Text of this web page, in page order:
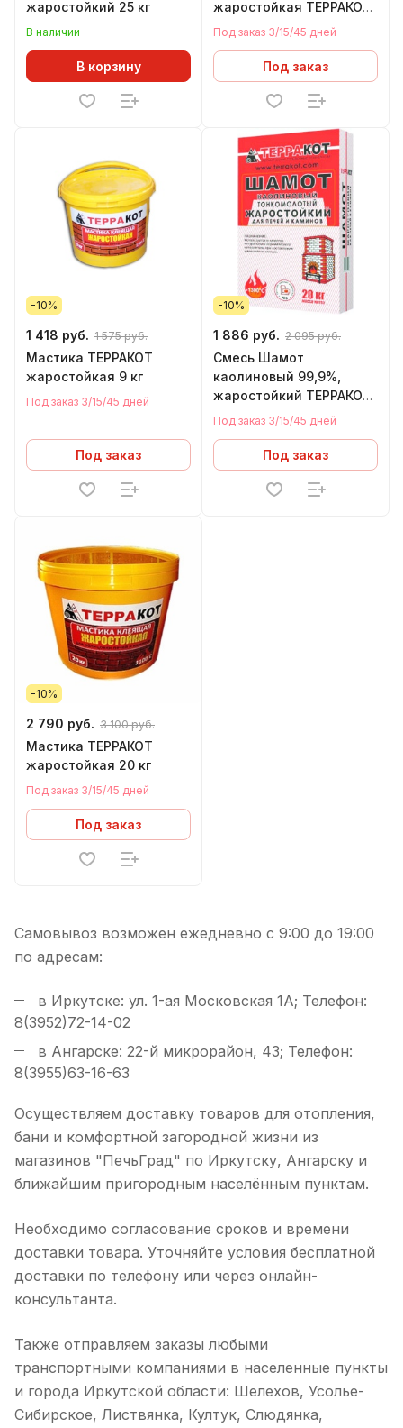
жаростойкий 25 кг
В наличии
В корзину
жаростойкая ТЕРРАКОТ
(20 кг)
Под заказ 3/15/45 дней
Под заказ
-10%
1 418 руб. 1 575 руб.
Мастика ТЕРРАКОТ
жаростойкая 9 кг
Под заказ 3/15/45 дней
Под заказ
-10%
1 886 руб. 2 095 руб.
Смесь Шамот
каолиновый 99,9%,
жаростойкий ТЕРРАКОТ
(20 кг)
Под заказ 3/15/45 дней
Под заказ
-10%
2 790 руб. 3 100 руб.
Мастика ТЕРРАКОТ
жаростойкая 20 кг
Под заказ 3/15/45 дней
Под заказ
Самовывоз возможен ежедневно с 9:00 до 19:00
по адресам:
в Иркутске: ул. 1-ая Московская 1А; Телефон:
8(3952)72-14-02
в Ангарске: 22-й микрорайон, 43; Телефон:
8(3955)63-16-63
Осуществляем доставку товаров для отопления,
бани и комфортной загородной жизни из
магазинов "ПечьГрад" по Иркутску, Ангарску и
ближайшим пригородным населённым пунктам.
Необходимо согласование сроков и времени
доставки товара. Уточняйте условия бесплатной
доставки по телефону или через онлайн-
консультанта.
Также отправляем заказы любыми
транспортными компаниями в населенные пункты
и города Иркутской области: Шелехов, Усолье-
Сибирское, Листвянка, Култук, Слюдянка,